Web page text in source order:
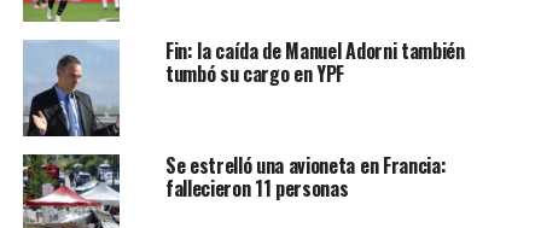
Fin: la caída de Manuel Adorni también
tumbó su cargo en YPF
Se estrelló una avioneta en Francia:
fallecieron 11 personas